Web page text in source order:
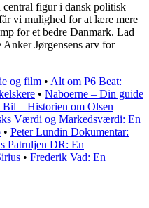
central figur i dansk politisk
vi mulighed for at lære mere
for et bedre Danmark. Lad
Jørgensens arv for
og film • Alt om P6 Beat:
• Naboerne – Din guide
Bil – Historien om Olsen
Værdi og Markedsværdi: En
• Peter Lundin Dokumentar:
Patruljen DR: En
• Frederik Vad: En